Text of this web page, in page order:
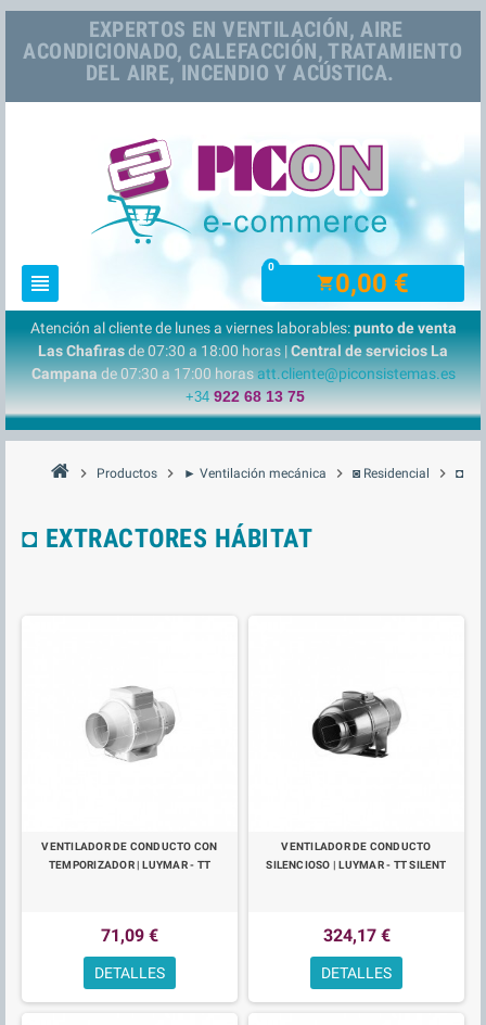
EXPERTOS EN VENTILACIÓN, AIRE
ACONDICIONADO, CALEFACCIÓN, TRATAMIENTO
DEL AIRE, INCENDIO Y ACÚSTICA.
view_headline shopping_cart0,00 €
0
Atención al cliente de lunes a viernes laborables:punto de venta
Las Chafirasde 07:30 a 18:00 horas |Central de servicios La
Campanade 07:30 a 17:00 horasatt.cliente@piconsistemas.es
+34 922 68 13 75
chevron_right Productos chevron_right ► Ventilación mecánica chevron_right ◙ Residencial chevron_right ◘
◘ EXTRACTORES HÁBITAT
VENTILADOR DE CONDUCTO CON
TEMPORIZADOR | LUYMAR - TT
71,09 €
DETALLES
VENTILADOR DE CONDUCTO
SILENCIOSO | LUYMAR - TT SILENT
324,17 €
DETALLES